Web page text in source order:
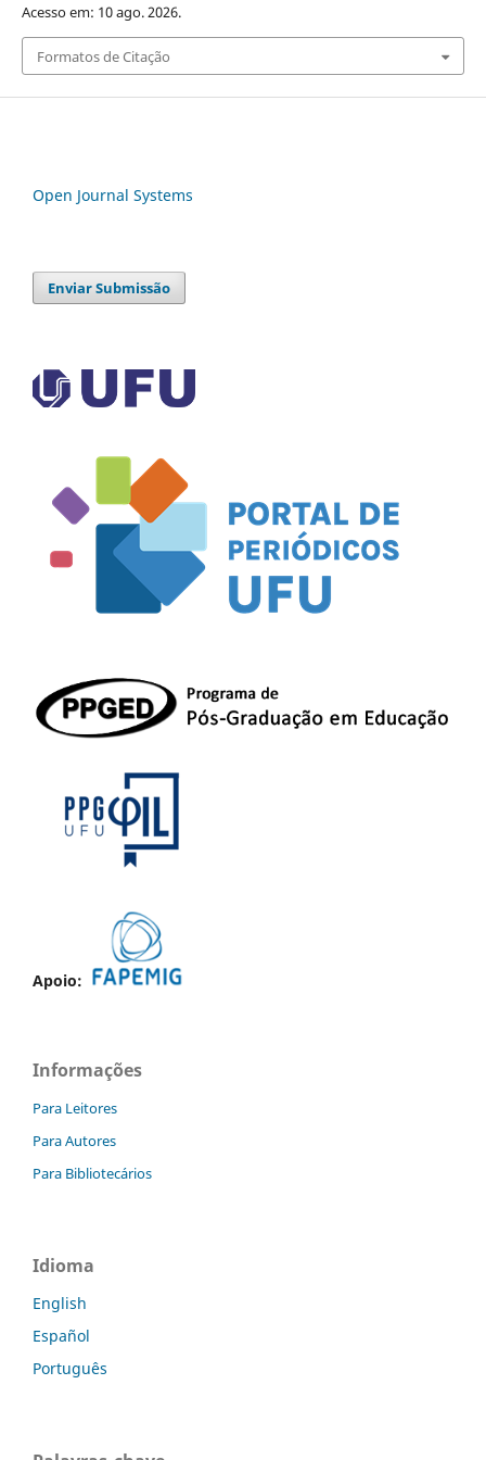
Acesso em: 10 ago. 2026.
Formatos de Citação
Open Journal Systems
Enviar Submissão
Apoio:
Informações
Para Leitores
Para Autores
Para Bibliotecários
Idioma
English
Español
Português